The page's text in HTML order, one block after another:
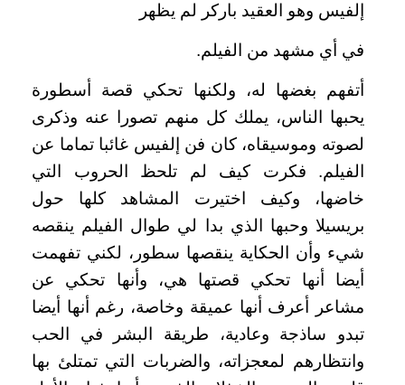
إلفيس وهو العقيد باركر لم يظهر
في أي مشهد من الفيلم.
أتفهم بغضها له، ولكنها تحكي قصة أسطورة
يحبها الناس، يملك كل منهم تصورا عنه وذكرى
لصوته وموسيقاه، كان فن إلفيس غائبا تماما عن
الفيلم. فكرت كيف لم تلحظ الحروب التي
خاضها، وكيف اختيرت المشاهد كلها حول
بريسيلا وحبها الذي بدا لي طوال الفيلم ينقصه
شيء وأن الحكاية ينقصها سطور، لكني تفهمت
أيضا أنها تحكي قصتها هي، وأنها تحكي عن
مشاعر أعرف أنها عميقة وخاصة، رغم أنها أيضا
تبدو ساذجة وعادية، طريقة البشر في الحب
وانتظارهم لمعجزاته، والضربات التي تمتلئ بها